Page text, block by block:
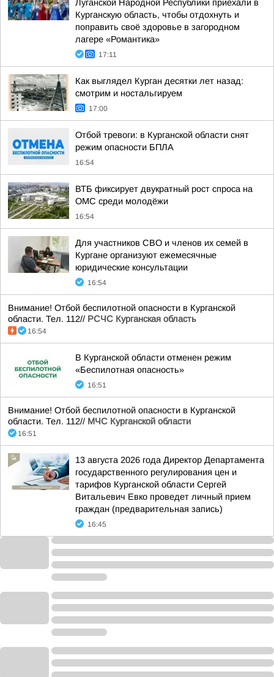
Луганской Народной Республики приехали в
Курганскую область, чтобы отдохнуть и
поправить своё здоровье в загородном
лагере «Романтика»
17:11
Как выглядел Курган десятки лет назад:
смотрим и ностальгируем
17:00
Отбой тревоги: в Курганской области снят
режим опасности БПЛА
16:54
ВТБ фиксирует двукратный рост спроса на
ОМС среди молодёжи
16:54
Для участников СВО и членов их семей в
Кургане организуют ежемесячные
юридические консультации
16:54
Внимание! Отбой беспилотной опасности в Курганской
области. Тел. 112// РСЧС Курганская область
16:54
В Курганской области отменен режим
«Беспилотная опасность»
16:51
Внимание! Отбой беспилотной опасности в Курганской
области. Тел. 112// МЧС Курганской области
16:51
13 августа 2026 года Директор Департамента
государственного регулирования цен и
тарифов Курганской области Сергей
Витальевич Евко проведет личный прием
граждан (предварительная запись)
16:45